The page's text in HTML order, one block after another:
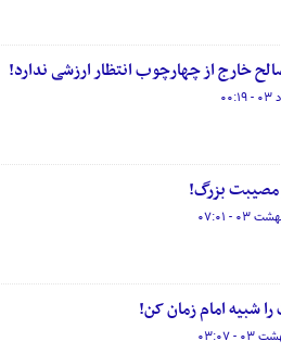
خارج از چهارچوب انتظار ارزشی ندارد!
مصیبت بزرگ!
شبیه امام زمان کن!